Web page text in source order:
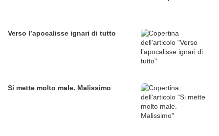
Verso l’apocalisse ignari di tutto
Si mette molto male. Malissimo